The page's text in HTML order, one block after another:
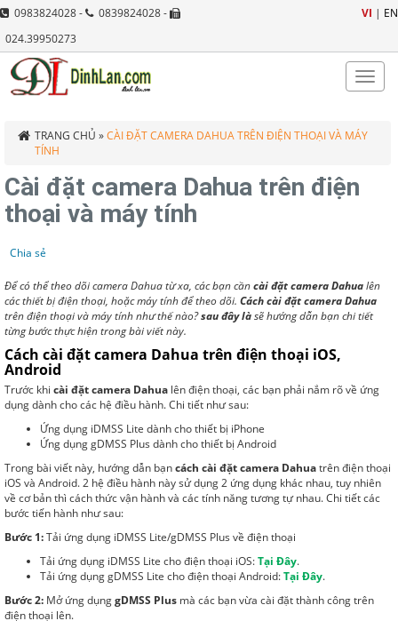
0983824028 -
0839824028 -
024.39950273
VI | EN
Toggle
TRANG CHỦ »CÀI ĐẶT CAMERA DAHUA TRÊN ĐIỆN THOẠI VÀ MÁY
TÍNH
Cài đặt camera Dahua trên điện
thoại và máy tính
Chia sẻ
Để có thể theo dõi camera Dahua từ xa, các bạn cầncài đặt camera Dahualên
các thiết bị điện thoại, hoặc máy tính để theo dõi. Cách cài đặt camera Dahua
trên điện thoại và máy tính như thế nào?sau đây làsẽ hướng dẫn bạn chi tiết
từng bước thực hiện trong bài viết này.
Cách cài đặt camera Dahua trên điện thoại iOS,
Android
Trước khi cài đặt camera Dahua lên điện thoại, các bạn phải nắm rõ về ứng
dụng dành cho các hệ điều hành. Chi tiết như sau:
Ứng dụng iDMSS Lite dành cho thiết bị iPhone
Ứng dụng gDMSS Plus dành cho thiết bị Android
Trong bài viết này, hướng dẫn bạncách cài đặt camera Dahuatrên điện thoại
iOS và Android. 2 hệ điều hành này sử dụng 2 ứng dụng khác nhau, tuy nhiên
về cơ bản thì cách thức vận hành và các tính năng tương tự nhau. Chi tiết các
bước tiến hành như sau:
Bước 1:Tải ứng dụng iDMSS Lite/gDMSS Plus về điện thoại
Tải ứng dụng iDMSS Lite cho điện thoại iOS:Tại Đây.
Tải ứng dụng gDMSS Lite cho điện thoại Android:Tại Đây.
Bước 2: Mở ứng dụnggDMSS Plus mà các bạn vừa cài đặt thành công trên
điện thoại lên.